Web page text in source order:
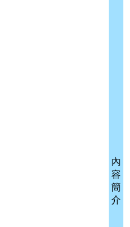
內
容
簡
介